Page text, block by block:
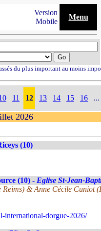
Version
Mobile
Menu
du plus important au moins
11 12 13 14 15 16 ...
2026
(10)
(10) - Eglise St-Jean-
& Anne Cécile Cuniot
international-dorgue-2026/